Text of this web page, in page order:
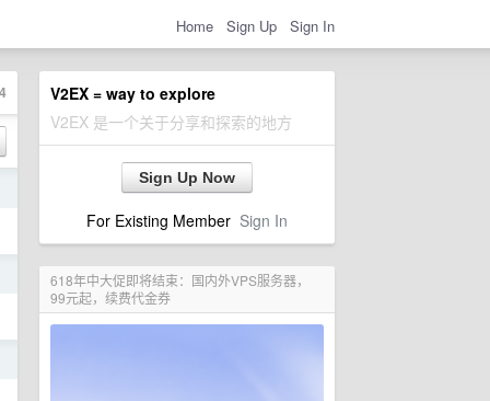
Home Sign Up Sign In
V2EX = way to explore
V2EX 是一个关于分享和探索的地方
Sign Up Now
For Existing Member Sign In
618年中大促即将结束：国内外VPS服务器，
99元起，续费代金券